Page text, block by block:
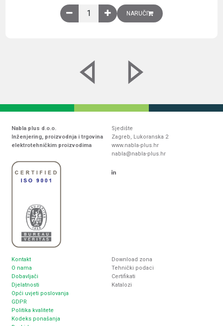
Obična montažna ploča V1000xŠ800mm,
NARUČI
Nabla plus d.o.o.
Inženjering, proizvodnja i trgovina
elektrotehničkim proizvodima
Sjedište
Zagreb, Lukoranska 2
www.nabla-plus.hr
nabla@nabla-plus.hr
Kontakt
O nama
Dobavljači
Djelatnosti
Opći uvjeti poslovanja
GDPR
Politika kvalitete
Kodeks ponašanja
Download zona
Tehnički podaci
Certifikati
Katalozi